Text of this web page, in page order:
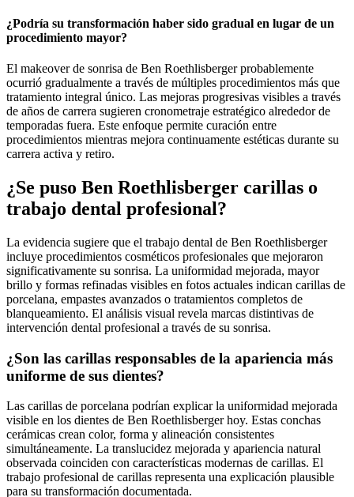
¿Podría su transformación haber sido gradual en lugar de un
procedimiento mayor?
El makeover de sonrisa de Ben Roethlisberger probablemente
ocurrió gradualmente a través de múltiples procedimientos más que
tratamiento integral único. Las mejoras progresivas visibles a través
de años de carrera sugieren cronometraje estratégico alrededor de
temporadas fuera. Este enfoque permite curación entre
procedimientos mientras mejora continuamente estéticas durante su
carrera activa y retiro.
¿Se puso Ben Roethlisberger carillas o
trabajo dental profesional?
La evidencia sugiere que el trabajo dental de Ben Roethlisberger
incluye procedimientos cosméticos profesionales que mejoraron
significativamente su sonrisa. La uniformidad mejorada, mayor
brillo y formas refinadas visibles en fotos actuales indican carillas de
porcelana, empastes avanzados o tratamientos completos de
blanqueamiento. El análisis visual revela marcas distintivas de
intervención dental profesional a través de su sonrisa.
¿Son las carillas responsables de la apariencia más
uniforme de sus dientes?
Las carillas de porcelana podrían explicar la uniformidad mejorada
visible en los dientes de Ben Roethlisberger hoy. Estas conchas
cerámicas crean color, forma y alineación consistentes
simultáneamente. La translucidez mejorada y apariencia natural
observada coinciden con características modernas de carillas. El
trabajo profesional de carillas representa una explicación plausible
para su transformación documentada.